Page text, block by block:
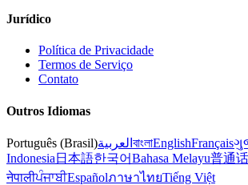
Jurídico
Política de Privacidade
Termos de Serviço
Contato
Outros Idiomas
Português (Brasil)العربية বাংলাEnglishFrançais
Indonesia 日本語한국어Bahasa Melayu普通话
नेपालीਪੰਜਾਬੀEspañolภาษาไทยTiếng Việt